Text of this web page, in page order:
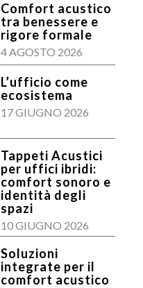
Comfort acustico
tra benessere e
rigore formale
4 AGOSTO 2026
L’ufficio come
ecosistema
17 GIUGNO 2026
Tappeti Acustici
per uffici ibridi:
comfort sonoro e
identità degli
spazi
10 GIUGNO 2026
Soluzioni
integrate per il
comfort acustico